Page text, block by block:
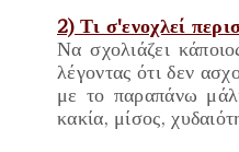
2) Τι σ'ενοχλεί
Να σχολιάζει
λέγοντας ότι δεν
με το παραπάνω
κακία, μίσος,